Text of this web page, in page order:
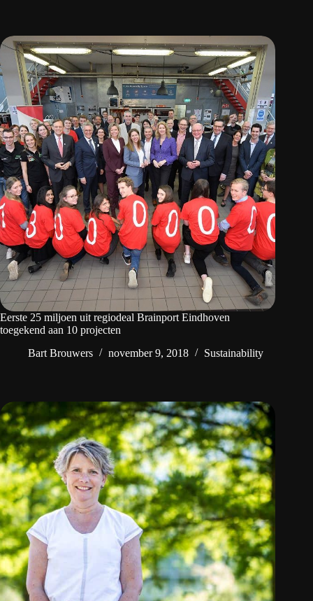
Eerste 25 miljoen uit regiodeal Brainport Eindhoven
toegekend aan 10 projecten
Bart Brouwers
november 9, 2018 Sustainability